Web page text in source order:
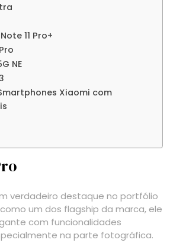
11 Pro+
NE
Xiaomi com
verdadeiro destaque no portfólio
um dos flagship da marca, ele
com funcionalidades
na parte fotográfica.